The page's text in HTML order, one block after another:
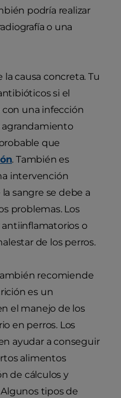
podría realizar
o una
causa concreta. Tu
si el
una infección
agrandamiento
que
. También es
intervención
sangre se debe a
problemas. Los
o
de los perros.
recomiende
es un
el manejo de los
en perros. Los
ayudar a conseguir
alimentos
de cálculos y
tipos de